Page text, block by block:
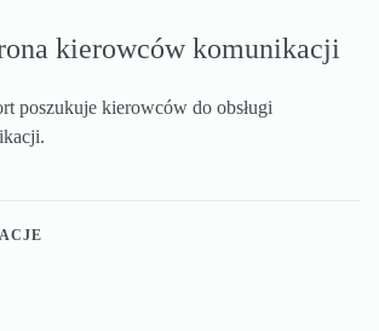
kierowców komunikacji
poszukuje kierowców do obsługi